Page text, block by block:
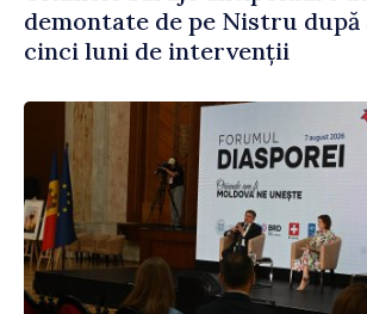
demontate de pe Nistru după
cinci luni de intervenții